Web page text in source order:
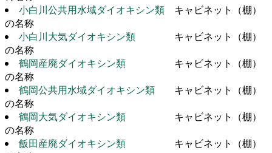
小白川公共用水域ダイオキシン類
キャビネット（棚）
の名称
小白川大気ダイオキシン類
キャビネット（棚）
の名称
鶴岡産廃ダイオキシン類
キャビネット（棚）
の名称
鶴岡公共用水域ダイオキシン類
キャビネット（棚）
の名称
鶴岡大気ダイオキシン類
キャビネット（棚）
の名称
飯田産廃ダイオキシン類
キャビネット（棚）